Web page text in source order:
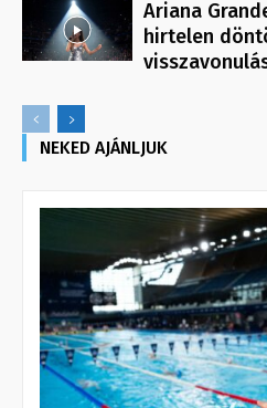
Ariana
hirtelen
NEKED AJÁNLJUK